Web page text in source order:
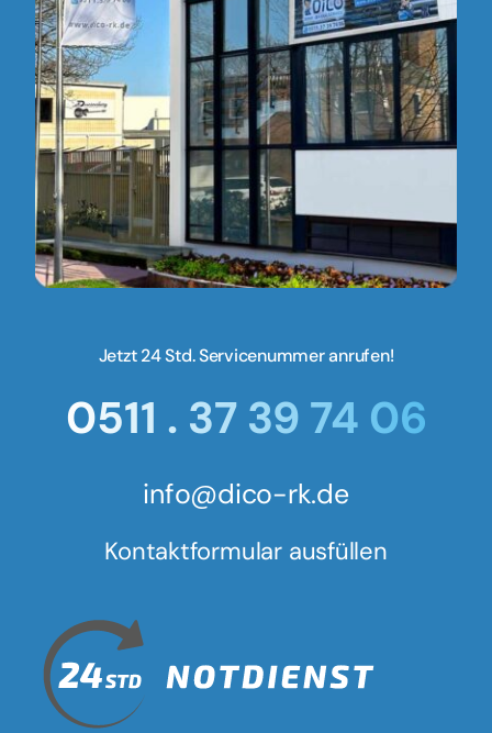
Jetzt 24 Std. Servicenummer anrufen!
0511 . 37 39 74 06
info@dico-rk.de
Kontaktformular ausfüllen